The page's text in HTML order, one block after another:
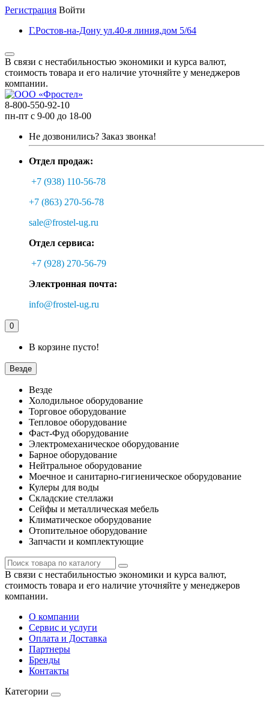
Регистрация Войти
Г.Ростов-на-Дону ул.40-я линия,дом 5/64
В связи с нестабильностью экономики и курса валют,
стоимость товара и его наличие уточняйте у менеджеров
компании.
8-800-550-92-10
пн-пт с 9-00 до 18-00
Не дозвонились? Заказ звонка!
Отдел продаж:
+7 (938) 110-56-78
+7 (863) 270-56-78
sale@frostel-ug.ru
Отдел сервиса:
+7 (928) 270-56-79
Электронная почта:
info@frostel-ug.ru
0
В корзине пусто!
Везде
Везде
Холодильное оборудование
Торговое оборудование
Тепловое оборудование
Фаст-Фуд оборудование
Электромеханическое оборудование
Барное оборудование
Нейтральное оборудование
Моечное и санитарно-гигиеническое оборудование
Кулеры для воды
Складские стеллажи
Сейфы и металлическая мебель
Климатическое оборудование
Отопительное оборудование
Запчасти и комплектующие
В связи с нестабильностью экономики и курса валют,
стоимость товара и его наличие уточняйте у менеджеров
компании.
О компании
Сервис и услуги
Оплата и Доставка
Партнеры
Бренды
Контакты
Категории